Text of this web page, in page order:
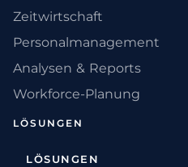
Zeitwirtschaft
Personalmanagement
Analysen & Reports
Workforce-Planung
LÖSUNGEN
LÖSUNGEN